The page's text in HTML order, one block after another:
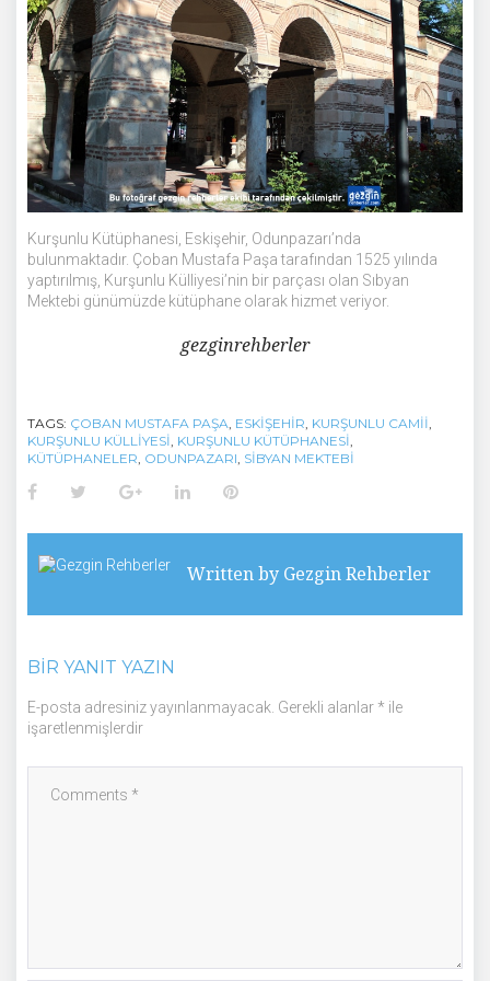
Kurşunlu Kütüphanesi, Eskişehir, Odunpazarı’nda
bulunmaktadır. Çoban Mustafa Paşa tarafından 1525 yılında
yaptırılmış, Kurşunlu Külliyesi’nin bir parçası olan Sıbyan
Mektebi günümüzde kütüphane olarak hizmet veriyor.
gezginrehberler
TAGS: ÇOBAN MUSTAFA PAŞA, ESKIŞEHIR, KURŞUNLU CAMII,
KURŞUNLU KÜLLIYESI, KURŞUNLU KÜTÜPHANESI,
KÜTÜPHANELER, ODUNPAZARI, SIBYAN MEKTEBI
FacebookTwitterGoogle+LinkedInPinterest
Written by Gezgin Rehberler
BIR YANIT YAZIN
E-posta adresiniz yayınlanmayacak. Gerekli alanlar * ile
işaretlenmişlerdir